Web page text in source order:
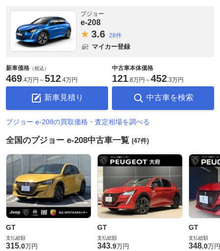
プジョー
e-208
3.6 28件
マイカー登録
新車価格 （税込）
469.4万円 ～512.4万円
新車見積り
中古車本体価格
121.8万円 ～452.3万円
中古車を検索
プジョー e-208の買取価格・査定相場を調べる
全国のプジョー e-208中古車一覧 (47件)
GT
支払総額
315.0万円
GT
支払総額
343.9万円
GT
支払総額
348.0万円